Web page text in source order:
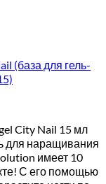
(база для гель-
City Nail 15 мл
для наращивания
имеет 10
С его помощью